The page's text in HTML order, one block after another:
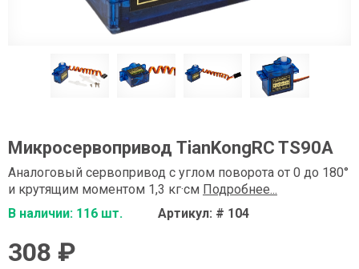
Микросервопривод TianKongRC TS90A
Аналоговый сервопривод с углом поворота от 0 до 180°
и крутящим моментом 1,3 кг·см Подробнее...
В наличии: 116 шт.
Артикул: # 104
308 ₽